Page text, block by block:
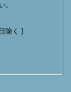
。
除く ]